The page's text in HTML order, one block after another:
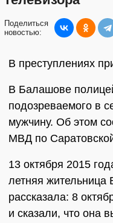
Поделиться
новостью:
В преступлениях
В Балашове
подозреваемого в
мужчину. Об этом
МВД по
13 октября 2015
летняя
рассказала: 8
и сказали, что она